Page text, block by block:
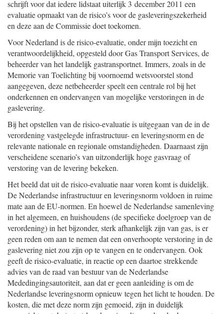
schrijft voor dat iedere lidstaat uiterlijk 3 december 2011 een
evaluatie opmaakt van de risico’s voor de gasleveringszekerheid
en deze aan de Commissie doet toekomen.
Voor Nederland is de risico-evaluatie, onder mijn toezicht en
verantwoordelijkheid, opgesteld door Gas Transport Services, de
beheerder van het landelijk gastransportnet. Immers, zoals in de
Memorie van Toelichting bij voornoemd wetsvoorstel stond
aangegeven, deze netbeheerder speelt een centrale rol bij het
onderkennen en ondervangen van mogelijke verstoringen in de
gaslevering.
Bij het opstellen van de risico-evaluatie is uitgegaan van de in de
verordening vastgelegde infrastructuur- en leveringsnorm en de
relevante nationale en regionale omstandigheden. Daarnaast zijn
verscheidene scenario’s van uitzonderlijk hoge gasvraag of
verstoring van de levering bekeken.
Het beeld dat uit de risico-evaluatie naar voren komt is duidelijk.
De Nederlandse infrastructuur en leveringsnorm voldoen in ruime
mate aan de EU-normen. En hoewel de Nederlandse samenleving
in het algemeen, en huishoudens (de specifieke doelgroep van de
verordening) in het bijzonder, sterk afhankelijk zijn van gas, is er
geen reden om aan te nemen dat een onverhoopte verstoring in de
gaslevering niet zou zijn op te vangen en te ondervangen. Ook
geeft de risico-evaluatie, in reactie op een daartoe strekkende
advies van de raad van bestuur van de Nederlandse
Mededingingsautoriteit, aan dat er geen aanleiding is om de
Nederlandse leveringsnorm opnieuw tegen het licht te houden. De
kosten, die met deze norm zijn gemoeid, zijn in duidelijk